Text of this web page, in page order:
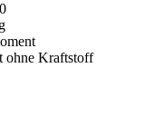
ohne Kraftstoff